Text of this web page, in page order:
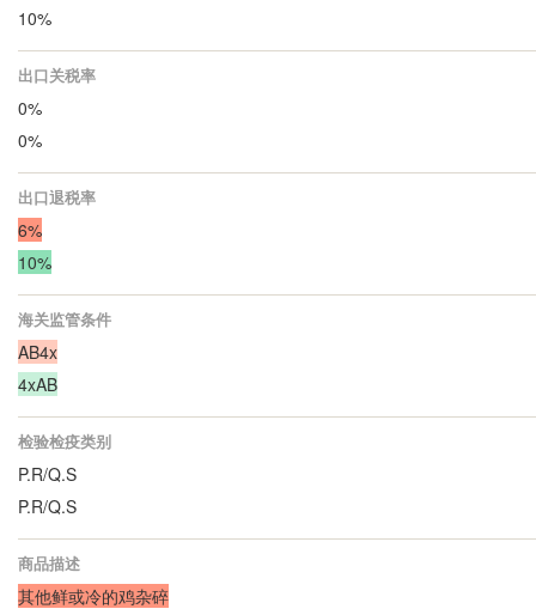
10%
出口关税率
0%
0%
出口退税率
6%
10%
海关监管条件
AB4x
4xAB
检验检疫类别
P.R/Q.S
P.R/Q.S
商品描述
其他鲜或冷的鸡杂碎